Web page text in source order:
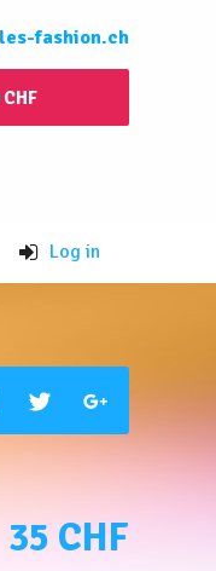
fashion.ch
CHF
Log in
35 CHF